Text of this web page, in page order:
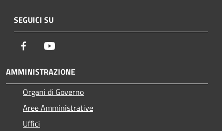
SEGUICI SU
Facebook
AMMINISTRAZIONE
Organi di Governo
Aree Amministrative
Uffici